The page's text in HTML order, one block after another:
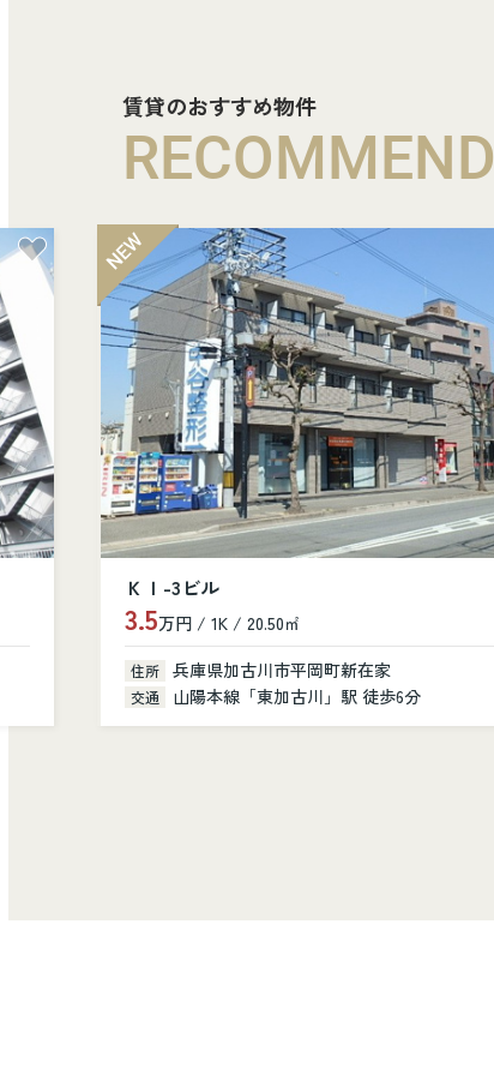
賃貸のおすすめ物件
RECOMMEND
シャルニー・クレール
10.8万円 / 3LDK / 81.40㎡
住所 兵庫県加古川市加古川町美乃利101
交通 山陽本線「加古川」駅 徒歩14分